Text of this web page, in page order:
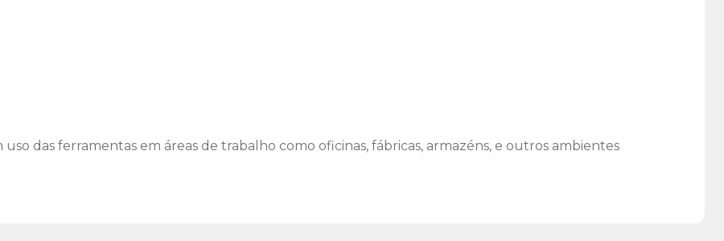
das ferramentas em áreas de trabalho como oficinas, fábricas, armazéns, e outros ambientes